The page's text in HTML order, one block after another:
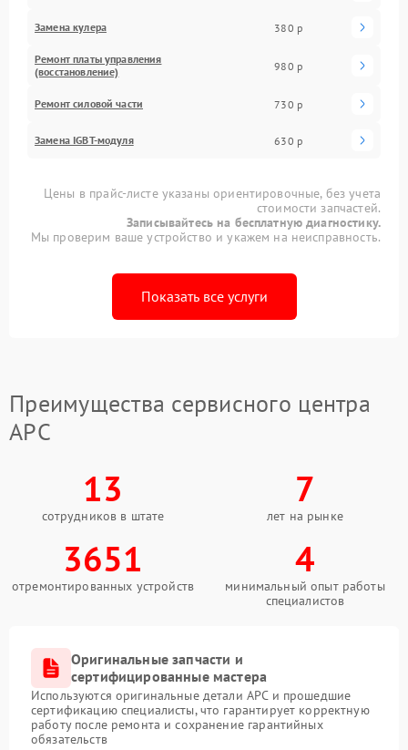
Замена кулера 380 р
Ремонт платы управления
(восстановление)
980 р
Ремонт силовой части 730 р
Замена IGBT-модуля 630 р
Цены в прайс-листе указаны ориентировочные, без учета
стоимости запчастей.
Записывайтесь на бесплатную диагностику.
Мы проверим ваше устройство и укажем на неисправность.
Показать все услуги
Преимущества сервисного центра
APC
13
сотрудников в штате
7
лет на рынке
3651
отремонтированных устройств
4
минимальный опыт работы
специалистов
Оригинальные запчасти и
сертифицированные мастера
Используются оригинальные детали APC и прошедшие
сертификацию специалисты, что гарантирует корректную
работу после ремонта и сохранение гарантийных
обязательств